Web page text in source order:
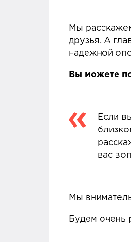
Мы
друзья. А
надежной
Вы можете
Если
вас
Мы
Будем очень